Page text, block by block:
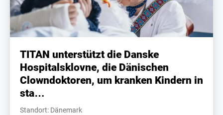
TITAN unterstützt die Danske
Hospitalsklovne, die Dänischen
Clowndoktoren, um kranken Kindern in
sta…
Standort: Dänemark